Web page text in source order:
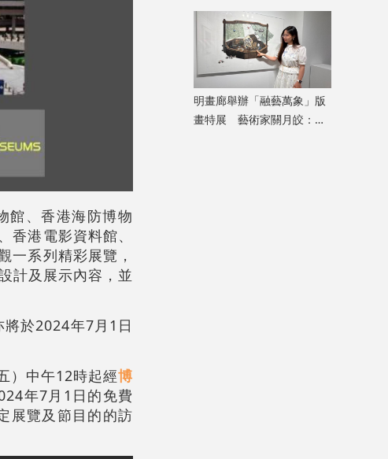
館、香港海防博物
港電影資料館、
一系列精彩展覽，
計及展示內容，並
於2024年7月1日
）中午12時起經博
年7月1日的免費
展覽及節目的的訪
明畫廊舉辦「融藝萬象」版
畫特展 藝術家關月皎：從